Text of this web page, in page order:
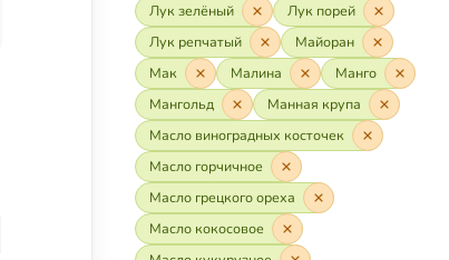
Лук зелёный
Лук порей
Лук репчатый
Майоран
Мак
Малина
Манго
Мангольд
Манная крупа
Масло виноградных косточек
Масло горчичное
Масло грецкого ореха
Масло кокосовое